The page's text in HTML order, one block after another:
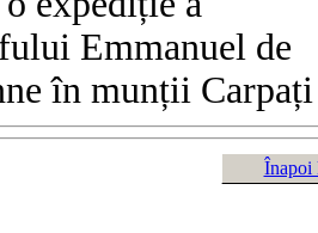
Emmanuel de
în munții Carpați
Înapoi